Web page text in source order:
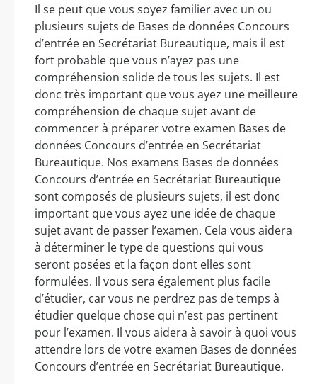
Il se peut que vous soyez familier avec un ou
plusieurs sujets de Bases de données Concours
d’entrée en Secrétariat Bureautique, mais il est
fort probable que vous n’ayez pas une
compréhension solide de tous les sujets. Il est
donc très important que vous ayez une meilleure
compréhension de chaque sujet avant de
commencer à préparer votre examen Bases de
données Concours d’entrée en Secrétariat
Bureautique. Nos examens Bases de données
Concours d’entrée en Secrétariat Bureautique
sont composés de plusieurs sujets, il est donc
important que vous ayez une idée de chaque
sujet avant de passer l’examen. Cela vous aidera
à déterminer le type de questions qui vous
seront posées et la façon dont elles sont
formulées. Il vous sera également plus facile
d’étudier, car vous ne perdrez pas de temps à
étudier quelque chose qui n’est pas pertinent
pour l’examen. Il vous aidera à savoir à quoi vous
attendre lors de votre examen Bases de données
Concours d’entrée en Secrétariat Bureautique.